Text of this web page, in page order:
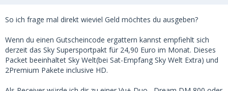
So ich frage mal direkt wieviel Geld möchtes du ausgeben?
Wenn du einen Gutscheincode ergattern kannst empfiehlt sich
derzeit das Sky Supersportpakt für 24,90 Euro im Monat. Dieses
Packet beeinhaltet Sky Welt(bei Sat-Empfang Sky Welt Extra) und
2Premium Pakete inclusive HD.